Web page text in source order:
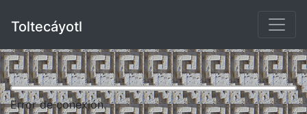
Toltecáyotl
Error de conexión.